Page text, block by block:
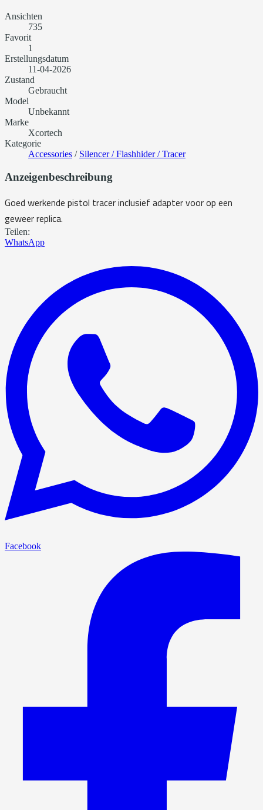
Ansichten
735
Favorit
1
Erstellungsdatum
11-04-2026
Zustand
Gebraucht
Model
Unbekannt
Marke
Xcortech
Kategorie
Accessories / Silencer / Flashhider / Tracer
Anzeigenbeschreibung
Goed werkende pistol tracer inclusief adapter voor op een
geweer replica.
Teilen:
WhatsApp
Facebook